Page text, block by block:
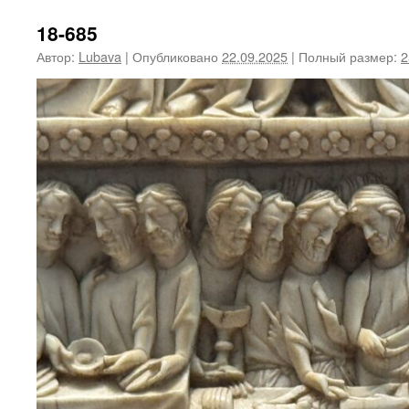
18-685
Автор: Lubava | Опубликовано 22.09.2025 | Полный размер: